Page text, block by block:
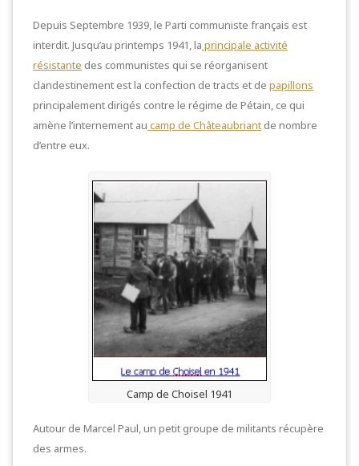
Depuis Septembre 1939, le Parti communiste français est
interdit. Jusqu’au printemps 1941, la principale activité
résistante des communistes qui se réorganisent
clandestinement est la confection de tracts et de papillons
principalement dirigés contre le régime de Pétain, ce qui
amène l’internement au camp de Châteaubriant de nombre
d’entre eux.
Camp de Choisel 1941
Autour de Marcel Paul, un petit groupe de militants récupère
des armes.